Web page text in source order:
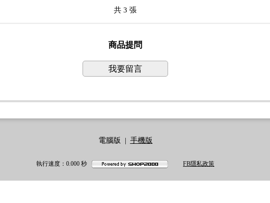
共 3 張
商品提問
我要留言
電腦版 | 手機版
執行速度 ：0.000 秒 FB隱私政策